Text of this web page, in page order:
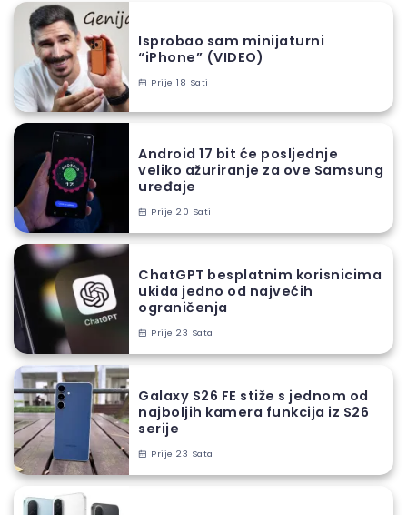
Isprobao sam minijaturni
“iPhone” (VIDEO)
Prije 18 Sati
Android 17 bit će posljednje
veliko ažuriranje za ove Samsung
uređaje
Prije 20 Sati
ChatGPT besplatnim korisnicima
ukida jedno od najvećih
ograničenja
Prije 23 Sata
Galaxy S26 FE stiže s jednom od
najboljih kamera funkcija iz S26
serije
Prije 23 Sata